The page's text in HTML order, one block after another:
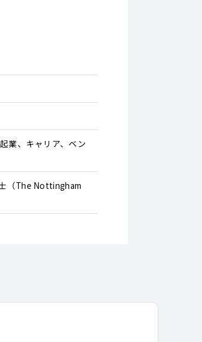
業、キャリア、ベン
（The Nottingham